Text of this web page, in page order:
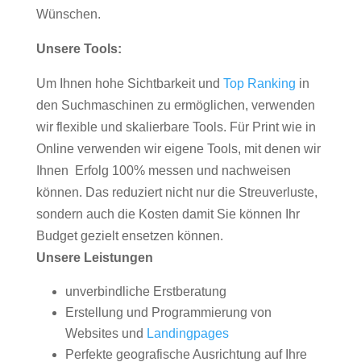
Wünschen.
Unsere Tools:
Um Ihnen hohe Sichtbarkeit und Top Ranking in
den Suchmaschinen zu ermöglichen, verwenden
wir flexible und skalierbare Tools. Für Print wie in
Online verwenden wir eigene Tools, mit denen wir
Ihnen Erfolg 100% messen und nachweisen
können. Das reduziert nicht nur die Streuverluste,
sondern auch die Kosten damit Sie können Ihr
Budget gezielt ensetzen können.
Unsere Leistungen
unverbindliche Erstberatung
Erstellung und Programmierung von
Websites und Landingpages
Perfekte geografische Ausrichtung auf Ihre